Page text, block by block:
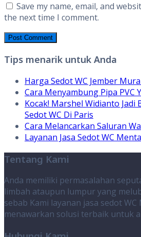
Save my name, email, and
the next time I comment.
Tips menarik untuk Anda
Harga Sedot WC Jember
Cara Menyambung Pipa PVC
Kocak! Marshel Widianto Jadi
Sedot WC Di Paris
Cara Melancarkan Saluran
Layanan Jasa Sedot WC
Tentang Kami
Anda memiliki permasalahan
limbah ataupun lumpur yang
sebab Kami layanan jasa sedot WC
menawarkan solusi terbaik untuk